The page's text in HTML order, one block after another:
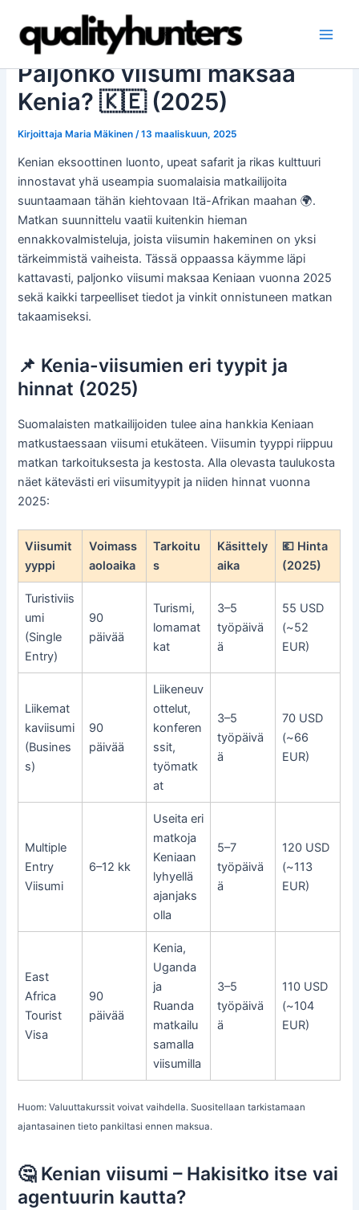
sisältöön
Paljonko viisumi maksaa
Kenia? 🇰🇪 (2025)
Kirjoittaja Maria Mäkinen/13 maaliskuun, 2025
Kenian eksoottinen luonto, upeat safarit ja rikas kulttuuri
innostavat yhä useampia suomalaisia matkailijoita
suuntaamaan tähän kiehtovaan Itä-Afrikan maahan 🌍.
Matkan suunnittelu vaatii kuitenkin hieman
ennakkovalmisteluja, joista viisumin hakeminen on yksi
tärkeimmistä vaiheista. Tässä oppaassa käymme läpi
kattavasti, paljonko viisumi maksaa Keniaan vuonna 2025
sekä kaikki tarpeelliset tiedot ja vinkit onnistuneen matkan
takaamiseksi.
📌 Kenia-viisumien eri tyypit ja
hinnat (2025)
Suomalaisten matkailijoiden tulee aina hankkia Keniaan
matkustaessaan viisumi etukäteen. Viisumin tyyppi riippuu
matkan tarkoituksesta ja kestosta. Alla olevasta taulukosta
näet kätevästi eri viisumityypit ja niiden hinnat vuonna
2025:
Viisumit
yyppi
Voimass
aoloaika
Tarkoitu
s
Käsittely
aika
💶 Hinta
(2025)
Turistiviis
umi
(Single
Entry)
90
päivää
Turismi,
lomamat
kat
3–5
työpäivä
ä
55 USD
(~52
EUR)
Liikemat
kaviisumi
(Busines
s)
90
päivää
Liikeneuv
ottelut,
konferen
ssit,
työmatk
at
3–5
työpäivä
ä
70 USD
(~66
EUR)
Multiple
Entry
Viisumi
6–12 kk
Useita eri
matkoja
Keniaan
lyhyellä
ajanjaks
olla
5–7
työpäivä
ä
120 USD
(~113
EUR)
East
Africa
Tourist
Visa
90
päivää
Kenia,
Uganda
ja
Ruanda
matkailu
samalla
viisumilla
3–5
työpäivä
ä
110 USD
(~104
EUR)
Huom: Valuuttakurssit voivat vaihdella. Suositellaan tarkistamaan
ajantasainen tieto pankiltasi ennen maksua.
🤔 Kenian viisumi – Hakisitko itse vai
agentuurin kautta?